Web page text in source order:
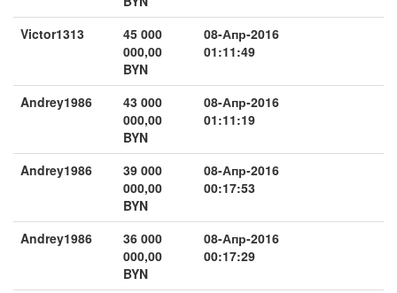
Victor1313
45 000
000,00
BYN
08-Апр-2016
01:11:49
Andrey1986
43 000
000,00
BYN
08-Апр-2016
01:11:19
Andrey1986
39 000
000,00
BYN
08-Апр-2016
00:17:53
Andrey1986
36 000
000,00
BYN
08-Апр-2016
00:17:29